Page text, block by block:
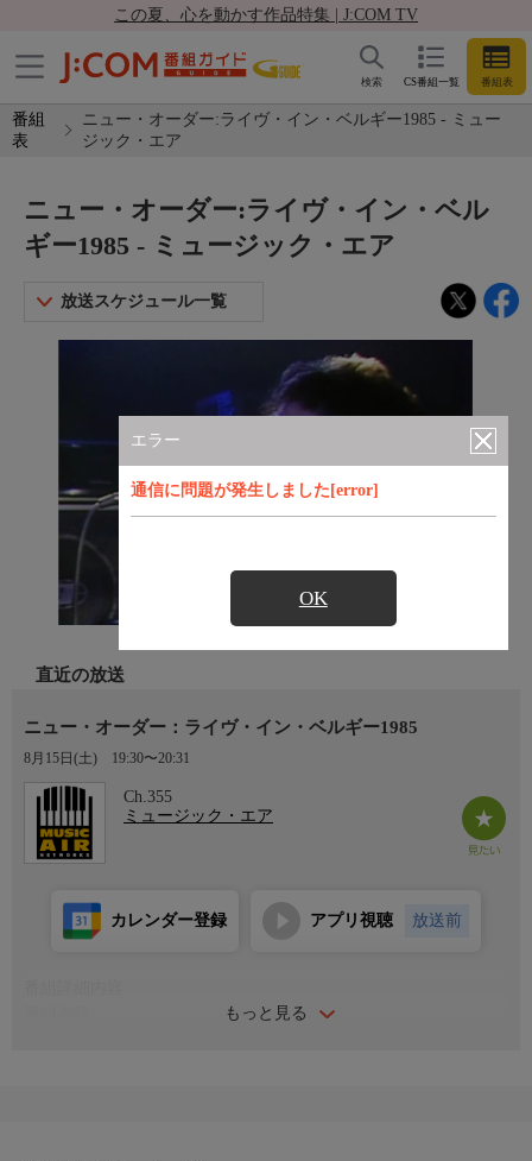
この夏、心を動かす作品特集 | J:COM TV
CS番組一覧 番組表
検索
番組
表
ニュー・オーダー:ライヴ・イン・ベルギー1985 - ミュー
ジック・エア
エラー
通信に問題が発生しました[error]
OK
ニュー・オーダー:ライヴ・イン・ベル
ギー1985 - ミュージック・エア
放送スケジュール一覧
直近の放送
ニュー・オーダー：ライヴ・イン・ベルギー1985
8月15日(土) 19:30〜20:31
Ch.355
ミュージック・エア
もっと見る
カレンダー登録 アプリ視聴 放送前